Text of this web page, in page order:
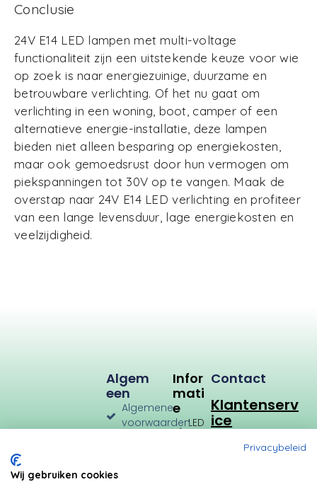
Conclusie
24V E14 LED lampen met multi-voltage
functionaliteit zijn een uitstekende keuze voor wie
op zoek is naar energiezuinige, duurzame en
betrouwbare verlichting. Of het nu gaat om
verlichting in een woning, boot, camper of een
alternatieve energie-installatie, deze lampen
bieden niet alleen besparing op energiekosten,
maar ook gemoedsrust door hun vermogen om
piekspanningen tot 30V op te vangen. Maak de
overstap naar 24V E14 LED verlichting en profiteer
van een lange levensduur, lage energiekosten en
veelzijdigheid.
Infor
Mati
E
LED
Algem
Een
Algemene
voorwaarden
Contact
Klantenserv
ice
Privacybeleid
Wij gebruiken cookies